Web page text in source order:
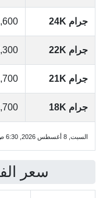
جرام 24K
جرام 22K
جرام 21K
جرام 18K
السبت, 8 أغسطس 2026, 6:30 ص
سعر